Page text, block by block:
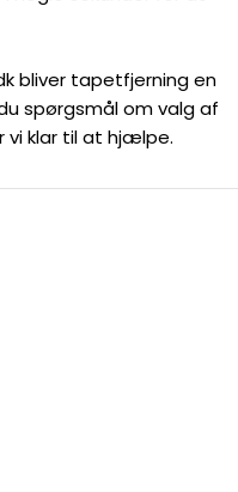
bliver tapetfjerning en
spørgsmål om valg af
vi klar til at hjælpe.